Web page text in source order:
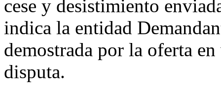
cese y desistimiento
indica la entidad
demostrada por la oferta
disputa.